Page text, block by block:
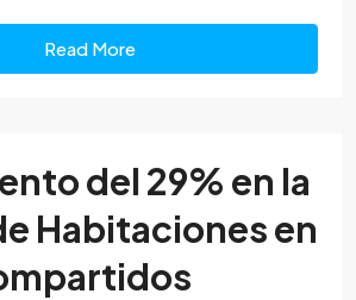
Read More
del 29% en la
Habitaciones en